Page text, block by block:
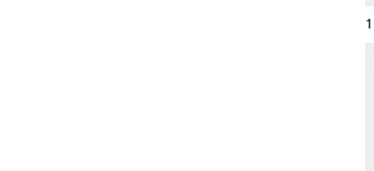
1